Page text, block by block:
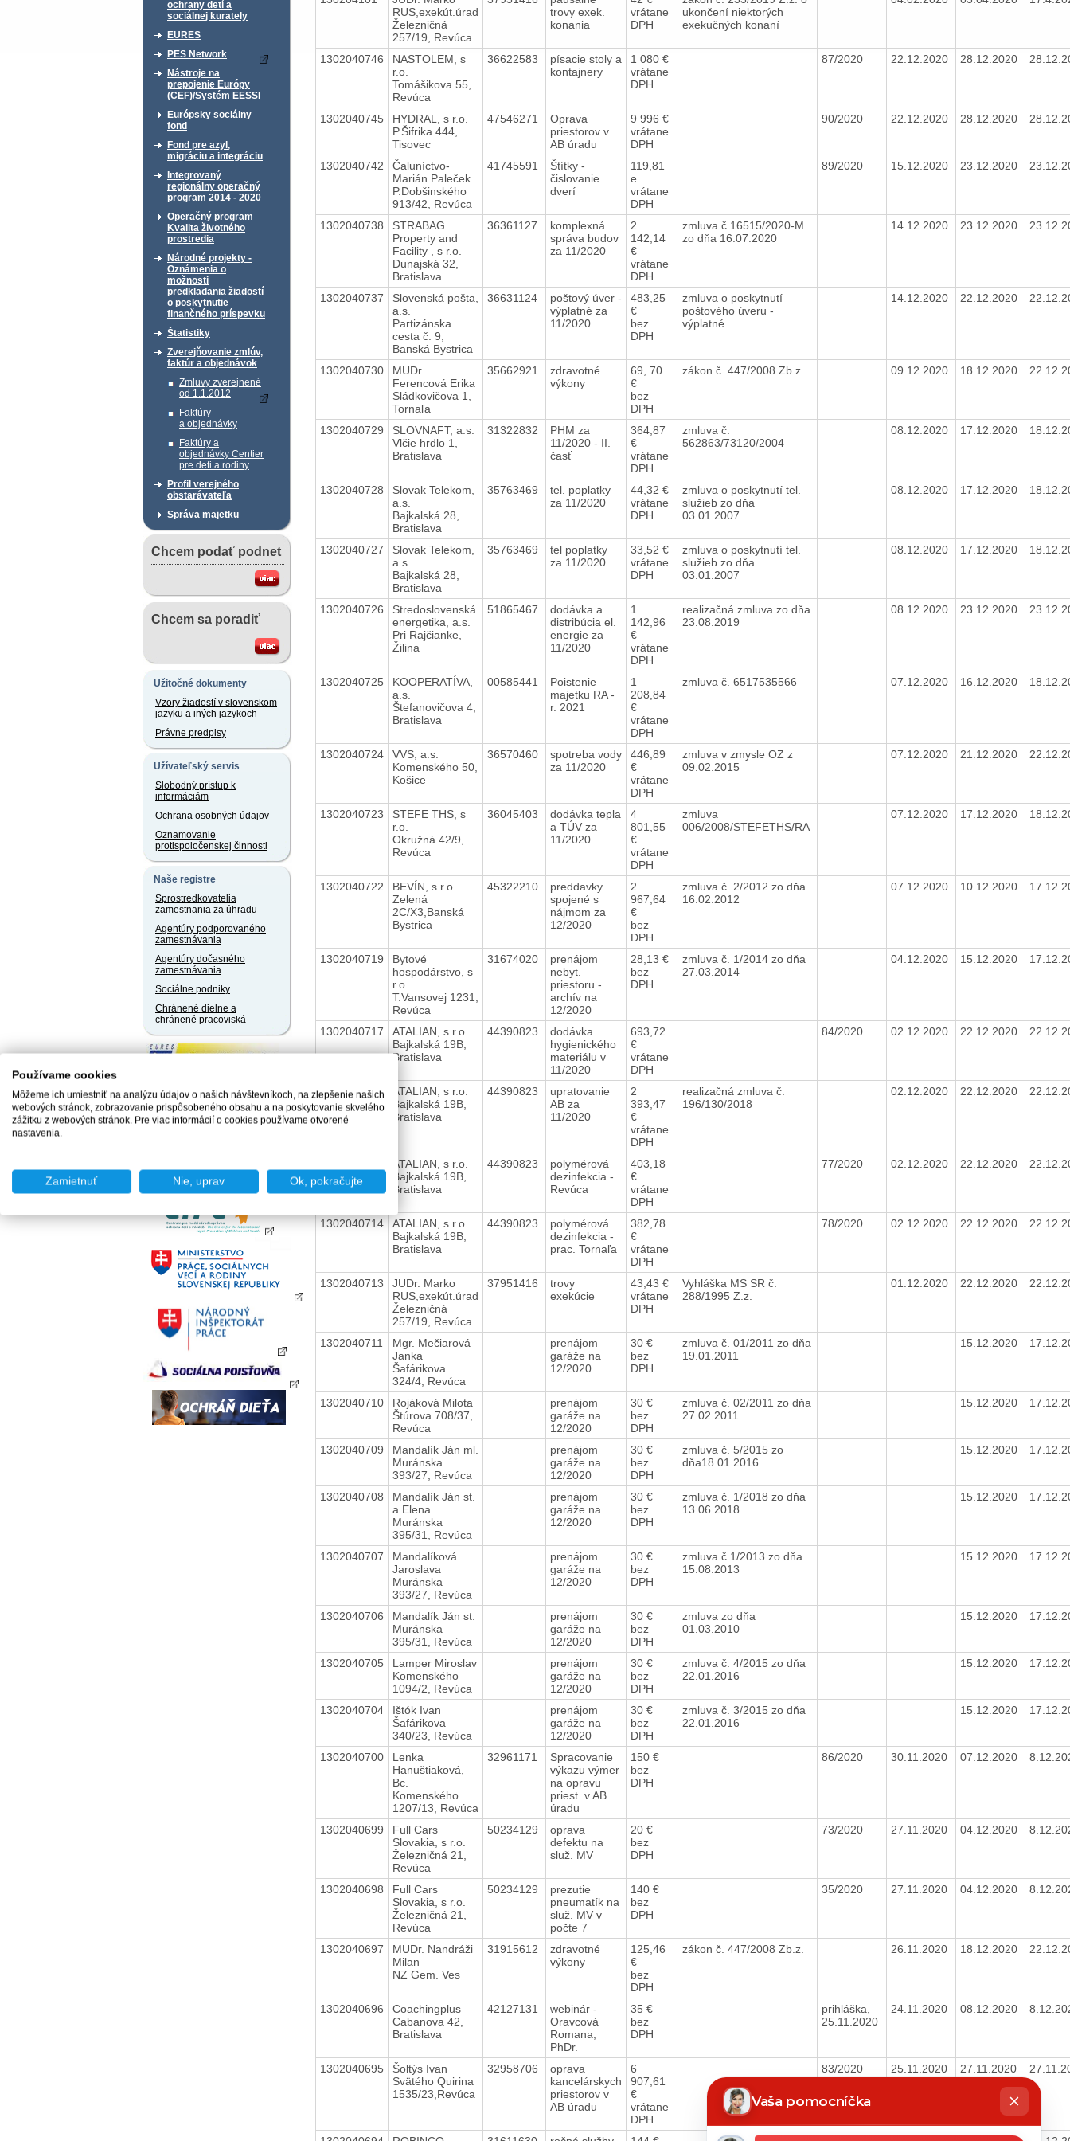
ochrany detí a
sociálnej kurately
EURES
PES Network
Nástroje na
prepojenie Európy
(CEF)/Systém EESSI
Európsky sociálny
fond
Fond pre azyl,
migráciu a integráciu
Integrovaný
regionálny operačný
program 2014 - 2020
Operačný program
Kvalita životného
prostredia
Národné projekty -
Oznámenia o
možnosti
predkladania žiadostí
o poskytnutie
finančného príspevku
Štatistiky
Zverejňovanie zmlúv,
faktúr a objednávok
Zmluvy zverejnené
od 1.1.2012
Faktúry
a objednávky
Faktúry a
objednávky Centier
pre deti a rodiny
Profil verejného
obstarávateľa
Správa majetku
Chcem podať podnet
Chcem sa poradiť
Užitočné dokumenty
Vzory žiadostí v slovenskom
jazyku a iných jazykoch
Právne predpisy
Užívateľský servis
Slobodný prístup k
informáciám
Ochrana osobných údajov
Oznamovanie
protispoločenskej činnosti
Naše registre
Sprostredkovatelia
zamestnania za úhradu
Agentúry podporovaného
zamestnávania
Agentúry dočasného
zamestnávania
Sociálne podniky
Chránené dielne a
chránené pracoviská
RUS,exekút.úrad
Železničná
257/19, Revúca
trovy exek.
konania
vrátane
DPH
ukončení niektorých
exekučných konaní
1302040746
NASTOLEM, s
r.o.
Tomášikova 55,
Revúca
36622583
písacie stoly a
kontajnery
1 080 €
vrátane
DPH
87/2020 22.12.2020 28.12.2020
1302040745
HYDRAL, s r.o.
P.Šifrika 444,
Tisovec
47546271
Oprava
priestorov v
AB úradu
9 996 €
vrátane
DPH
90/2020 22.12.2020 28.12.2020
1302040742
Čaluníctvo-
Marián Paleček
P.Dobšinského
913/42, Revúca
41745591
Štítky -
čislovanie
dverí
119,81
e
vrátane
DPH
89/2020 15.12.2020 23.12.2020
1302040738
STRABAG
Property and
Facility , s r.o.
Dunajská 32,
Bratislava
36361127
komplexná
správa budov
za 11/2020
2
142,14
€
vrátane
DPH
zmluva č.16515/2020-M
zo dňa 16.07.2020
14.12.2020 23.12.2020
1302040737
Slovenská pošta,
a.s.
Partizánska
cesta č. 9,
Banská Bystrica
36631124
poštový úver -
výplatné za
11/2020
483,25
€
bez
DPH
zmluva o poskytnutí
poštového úveru -
výplatné
14.12.2020 22.12.2020
1302040730
MUDr.
Ferencová Erika
Sládkovičova 1,
Tornaľa
35662921
zdravotné
výkony
69, 70
€
bez
DPH
zákon č. 447/2008 Zb.z. 09.12.2020 18.12.2020
1302040729
SLOVNAFT, a.s.
Vlčie hrdlo 1,
Bratislava
31322832
PHM za
11/2020 - II.
časť
364,87
€
vrátane
DPH
zmluva č.
562863/73120/2004
08.12.2020 17.12.2020
1302040728
Slovak Telekom,
a.s.
Bajkalská 28,
Bratislava
35763469
tel. poplatky
za 11/2020
44,32 €
vrátane
DPH
zmluva o poskytnutí tel.
služieb zo dňa
03.01.2007
08.12.2020 17.12.2020
1302040727
Slovak Telekom,
a.s.
Bajkalská 28,
Bratislava
35763469
tel poplatky
za 11/2020
33,52 €
vrátane
DPH
zmluva o poskytnutí tel.
služieb zo dňa
03.01.2007
08.12.2020 17.12.2020
1302040726
Stredoslovenská
energetika, a.s.
Pri Rajčianke,
Žilina
51865467
dodávka a
distribúcia el.
energie za
11/2020
1
142,96
€
vrátane
DPH
realizačná zmluva zo dňa
23.08.2019
08.12.2020 23.12.2020
1302040725
KOOPERATÍVA,
a.s.
Štefanovičova 4,
Bratislava
00585441
Poistenie
majetku RA -
r. 2021
1
208,84
€
vrátane
DPH
zmluva č. 6517535566 07.12.2020 16.12.2020
1302040724
VVS, a.s.
Komenského 50,
Košice
36570460
spotreba vody
za 11/2020
446,89
€
vrátane
DPH
zmluva v zmysle OZ z
09.02.2015
07.12.2020 21.12.2020
1302040723
STEFE THS, s
r.o.
Okružná 42/9,
Revúca
36045403
dodávka tepla
a TÚV za
11/2020
4
801,55
€
vrátane
DPH
zmluva
006/2008/STEFETHS/RA
07.12.2020 17.12.2020
1302040722
BEVÍN, s r.o.
Zelená
2C/X3,Banská
Bystrica
45322210
preddavky
spojené s
nájmom za
12/2020
2
967,64
€
bez
DPH
zmluva č. 2/2012 zo dňa
16.02.2012
07.12.2020 10.12.2020
1302040719
Bytové
hospodárstvo, s
r.o.
T.Vansovej 1231,
Revúca
31674020
prenájom
nebyt.
priestoru -
archív na
12/2020
28,13 €
bez
DPH
zmluva č. 1/2014 zo dňa
27.03.2014
04.12.2020 15.12.2020
1302040717
ATALIAN, s r.o.
Bajkalská 19B,
Bratislava
44390823
dodávka
hygienického
materiálu v
11/2020
693,72
€
vrátane
DPH
84/2020 02.12.2020 22.12.2020
1302040716
ATALIAN, s r.o.
Bajkalská 19B,
Bratislava
44390823
upratovanie
AB za
11/2020
2
393,47
€
vrátane
DPH
realizačná zmluva č.
196/130/2018
02.12.2020 22.12.2020
ATALIAN, s r.o.
Bajkalská 19B,
Bratislava
44390823
polymérová
dezinfekcia -
Revúca
403,18
€
vrátane
DPH
77/2020 02.12.2020 22.12.2020
1302040714
ATALIAN, s r.o.
Bajkalská 19B,
Bratislava
44390823
polymérová
dezinfekcia -
prac. Tornaľa
382,78
€
vrátane
DPH
78/2020 02.12.2020 22.12.2020
1302040713
JUDr. Marko
RUS,exekút.úrad
Železničná
257/19, Revúca
37951416
trovy
exekúcie
43,43 €
vrátane
DPH
Vyhláška MS SR č.
288/1995 Z.z.
01.12.2020 22.12.2020
1302040711
Mgr. Mečiarová
Janka
Šafárikova
324/4, Revúca
prenájom
garáže na
12/2020
30 €
bez
DPH
zmluva č. 01/2011 zo dňa
19.01.2011
15.12.2020
1302040710
Rojáková Milota
Štúrova 708/37,
Revúca
prenájom
garáže na
12/2020
30 €
bez
DPH
zmluva č. 02/2011 zo dňa
27.02.2011
15.12.2020
1302040709
Mandalík Ján ml.
Muránska
393/27, Revúca
prenájom
garáže na
12/2020
30 €
bez
DPH
zmluva č. 5/2015 zo
dňa18.01.2016
15.12.2020
1302040708
Mandalík Ján st.
a Elena
Muránska
395/31, Revúca
prenájom
garáže na
12/2020
30 €
bez
DPH
zmluva č. 1/2018 zo dňa
13.06.2018
15.12.2020
1302040707
Mandalíková
Jaroslava
Muránska
393/27, Revúca
prenájom
garáže na
12/2020
30 €
bez
DPH
zmluva č 1/2013 zo dňa
15.08.2013
15.12.2020
1302040706
Mandalík Ján st.
Muránska
395/31, Revúca
prenájom
garáže na
12/2020
30 €
bez
DPH
zmluva zo dňa
01.03.2010
15.12.2020
1302040705
Lamper Miroslav
Komenského
1094/2, Revúca
prenájom
garáže na
12/2020
30 €
bez
DPH
zmluva č. 4/2015 zo dňa
22.01.2016
15.12.2020
1302040704
Ištók Ivan
Šafárikova
340/23, Revúca
prenájom
garáže na
12/2020
30 €
bez
DPH
zmluva č. 3/2015 zo dňa
22.01.2016
15.12.2020
1302040700
Lenka
Hanuštiaková,
Bc.
Komenského
1207/13, Revúca
32961171
Spracovanie
výkazu výmer
na opravu
priest. v AB
úradu
150 €
bez
DPH
86/2020 30.11.2020 07.12.2020
1302040699
Full Cars
Slovakia, s r.o.
Železničná 21,
Revúca
50234129
oprava
defektu na
služ. MV
20 €
bez
DPH
73/2020 27.11.2020 04.12.2020
1302040698
Full Cars
Slovakia, s r.o.
Železničná 21,
Revúca
50234129
prezutie
pneumatík na
služ. MV v
počte 7
140 €
bez
DPH
35/2020 27.11.2020 04.12.2020
1302040697
MUDr. Nandráži
Milan
NZ Gem. Ves
31915612
zdravotné
výkony
125,46
€
bez
DPH
zákon č. 447/2008 Zb.z. 26.11.2020 18.12.2020
1302040696
Coachingplus
Cabanova 42,
Bratislava
42127131
webinár -
Oravcová
Romana,
PhDr.
35 €
bez
DPH
prihláška,
25.11.2020
24.11.2020 08.12.2020
1302040695
Šoltýs Ivan
Svätého Quirina
1535/23,Revúca
32958706
oprava
kancelárskych
priestorov v
AB úradu
6
907,61
€
vrátane
DPH
83/2020 25.11.2020 27.11.2020
Vaša pomocníčka
Chatbot
píše
Používame cookies
Môžeme ich umiestniť na analýzu údajov o našich návštevníkoch, na zlepšenie našich
webových stránok, zobrazovanie prispôsobeného obsahu a na poskytovanie skvelého
zážitku z webových stránok. Pre viac informácií o cookies používame otvorené
nastavenia.
Zamietnuť Nie, uprav Ok, pokračujte